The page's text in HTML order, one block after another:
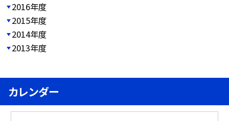
2016年度
2015年度
2014年度
2013年度
カレンダー